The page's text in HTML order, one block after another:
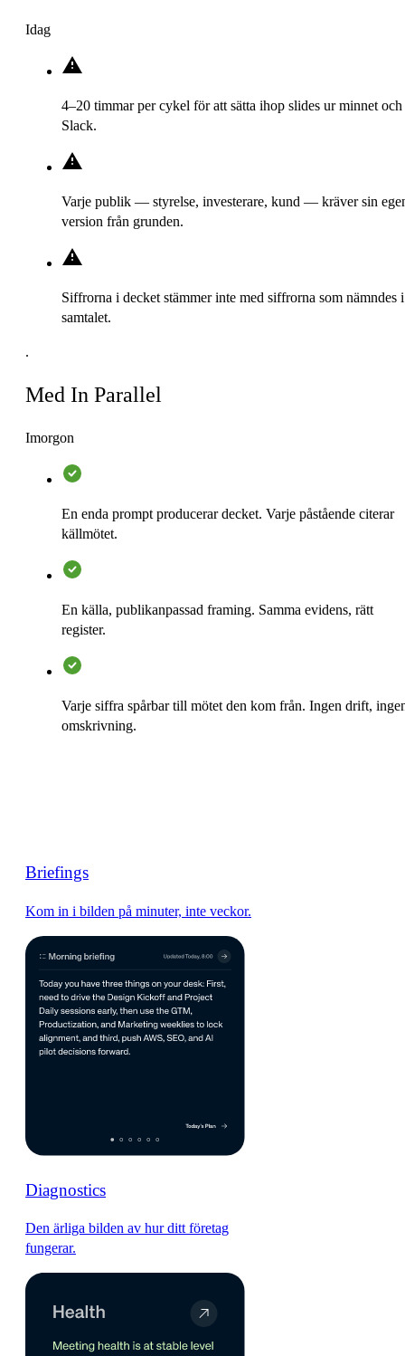
Idag
4–20 timmar per cykel för att sätta ihop slides ur minnet och
Slack.
Varje publik — styrelse, investerare, kund — kräver sin
version från grunden.
Siffrorna i decket stämmer inte med siffrorna som nämndes i
samtalet.
.
Med In Parallel
Imorgon
En enda prompt producerar decket. Varje påstående citerar
källmötet.
En källa, publikanpassad framing. Samma evidens, rätt
register.
Varje siffra spårbar till mötet den kom från. Ingen drift,
omskrivning.
Briefings
Kom in i bilden på minuter, inte veckor.
Diagnostics
Den ärliga bilden av hur ditt företag
fungerar.